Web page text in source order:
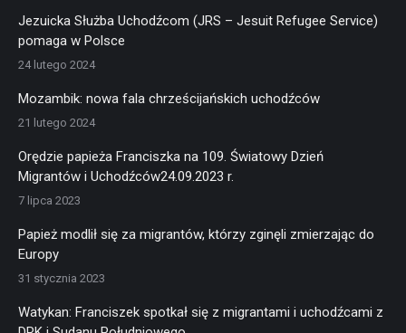
Jezuicka Służba Uchodźcom (JRS – Jesuit Refugee Service)
pomaga w Polsce
24 lutego 2024
Mozambik: nowa fala chrześcijańskich uchodźców
21 lutego 2024
Orędzie papieża Franciszka na 109. Światowy Dzień
Migrantów i Uchodźców24.09.2023 r.
7 lipca 2023
Papież modlił się za migrantów, którzy zginęli zmierzając do
Europy
31 stycznia 2023
Watykan: Franciszek spotkał się z migrantami i uchodźcami z